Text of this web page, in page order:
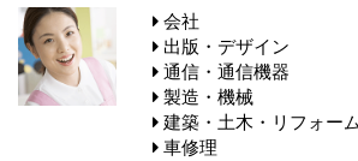
会社
出版・デザイン
通信・通信機器
製造・機械
建築・土木・リフォー
車修理